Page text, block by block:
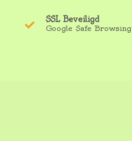
SSL Beveiligd
Google Safe Browsing